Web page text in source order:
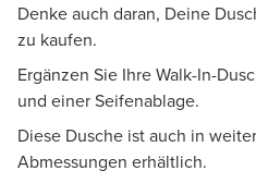
Denke auch daran, Deine
zu kaufen.
Ergänzen Sie Ihre Walk-In-
und einer Seifenablage.
Diese Dusche ist auch in
Abmessungen erhältlich.